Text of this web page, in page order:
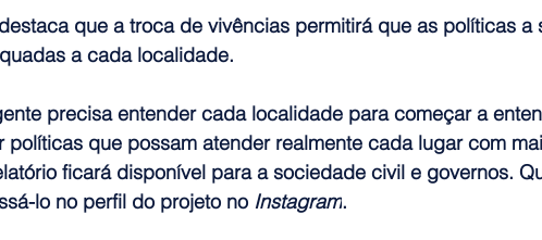
que a troca de vivências permitirá que as políticas a
a cada localidade.
precisa entender cada localidade para começar a
políticas que possam atender realmente cada lugar com
ficará disponível para a sociedade civil e governos.
lo no perfil do projeto no Instagram.